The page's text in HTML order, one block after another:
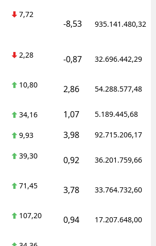
7,72
-8,53 935.141.480,32
2,28 -0,87 32.696.442,29
10,80 2,86 54.288.577,48
34,16 1,07 5.189.445,68
9,93 3,98 92.715.206,17
39,30 0,92 36.201.759,66
71,45 3,78 33.764.732,60
107,20 0,94 17.207.648,00